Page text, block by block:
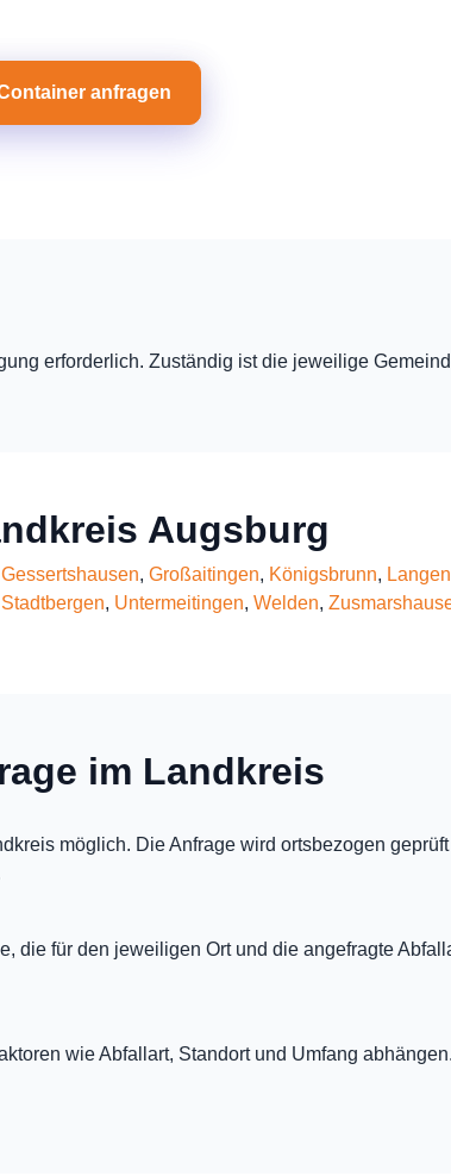
anfragen
erforderlich. Zuständig ist die jeweilige
Augsburg
Gessertshausen, Großaitingen, Königsbrunn,
Stadtbergen, Untermeitingen, Welden,
im Landkreis
möglich. Die Anfrage wird ortsbezogen
die für den jeweiligen Ort und die angefragte
wie Abfallart, Standort und Umfang